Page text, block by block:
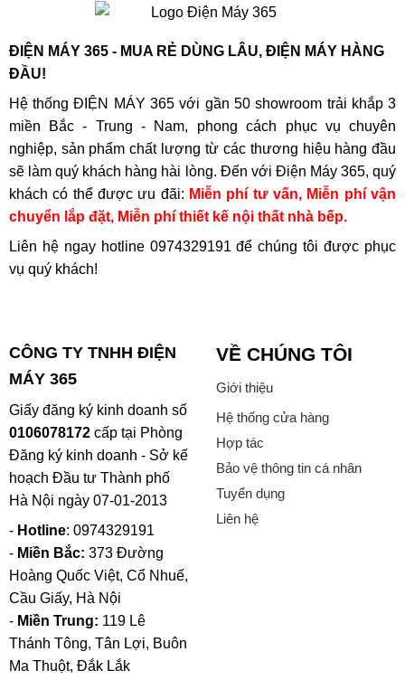
ĐIỆN MÁY 365 - MUA RẺ DÙNG LÂU, ĐIỆN MÁY HÀNG
ĐẦU!
Hệ thống ĐIỆN MÁY 365 với gần 50 showroom trải khắp 3
miền Bắc - Trung - Nam, phong cách phục vụ chuyên
nghiệp, sản phẩm chất lượng từ các thương hiệu hàng đầu
sẽ làm quý khách hàng hài lòng. Đến với Điện Máy 365, quý
khách có thể được ưu đãi: Miễn phí tư vấn, Miễn phí vận
chuyển lắp đặt, Miễn phí thiết kế nội thất nhà bếp.
Liên hệ ngay hotline 0974329191 để chúng tôi được phục
vụ quý khách!
CÔNG TY TNHH ĐIỆN
MÁY 365
Giấy đăng ký kinh doanh số
0106078172cấp tại Phòng
Đăng ký kinh doanh - Sở kế
hoạch Đầu tư Thành phố
Hà Nội ngày 07-01-2013
- Hotline: 0974329191
- Miền Bắc: 373 Đường
Hoàng Quốc Việt, Cổ Nhuế,
Cầu Giấy, Hà Nội
- Miền Trung: 119 Lê
Thánh Tông, Tân Lợi, Buôn
Ma Thuột, Đắk Lắk
VỀ CHÚNG TÔI
Giới thiệu
Hệ thống cửa hàng
Hợp tác
Bảo vệ thông tin cá nhân
Tuyển dụng
Liên hệ